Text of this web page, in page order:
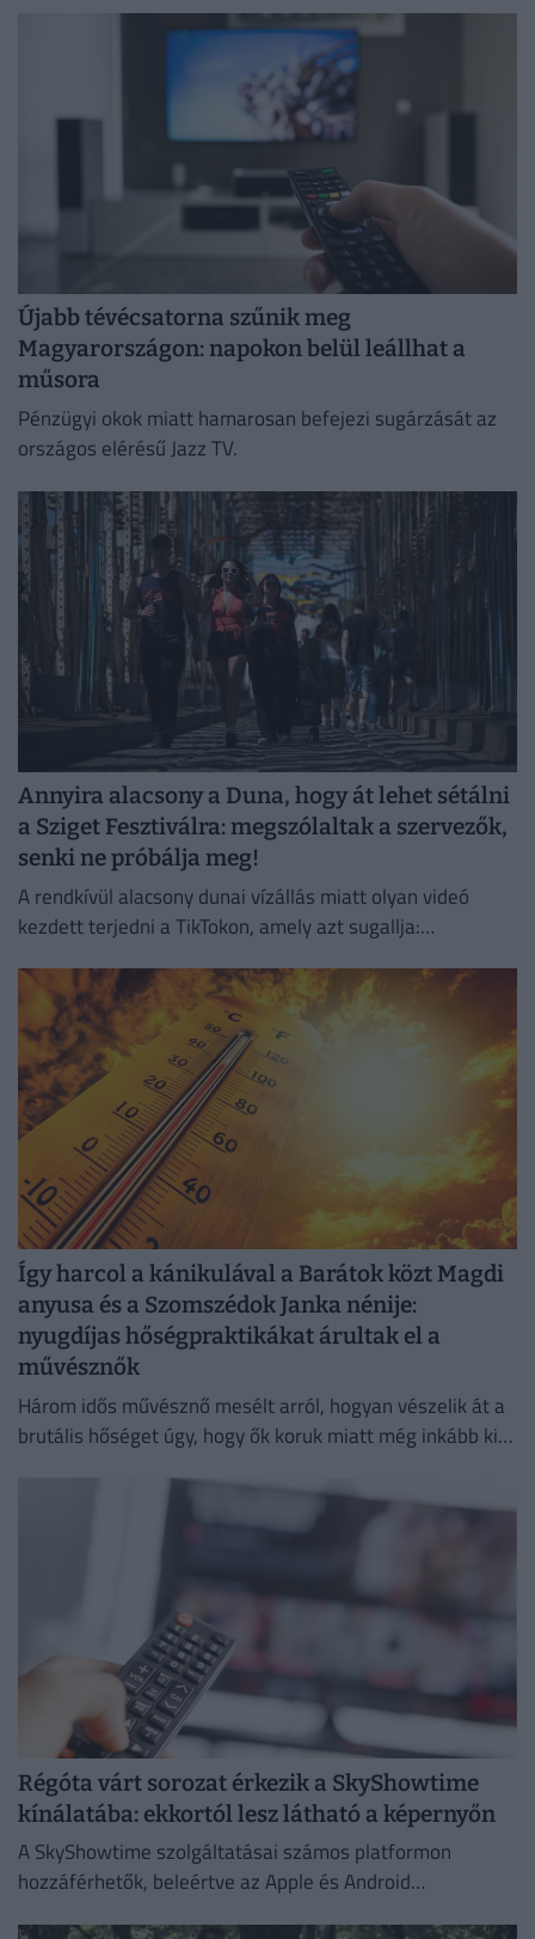
Újabb tévécsatorna szűnik meg
Magyarországon: napokon belül leállhat a
műsora
Pénzügyi okok miatt hamarosan befejezi sugárzását az
országos elérésű Jazz TV.
Annyira alacsony a Duna, hogy át lehet sétálni
a Sziget Fesztiválra: megszólaltak a szervezők,
senki ne próbálja meg!
A rendkívül alacsony dunai vízállás miatt olyan videó
kezdett terjedni a TikTokon, amely azt sugallja:
Így harcol a kánikulával a Barátok közt Magdi
anyusa és a Szomszédok Janka nénije:
nyugdíjas hőségpraktikákat árultak el a
művésznők
Három idős művésznő mesélt arról, hogyan vészelik át a
brutális hőséget úgy, hogy ők koruk miatt még inkább ki
Régóta várt sorozat érkezik a SkyShowtime
kínálatába: ekkortól lesz látható a képernyőn
A SkyShowtime szolgáltatásai számos platformon
hozzáférhetők, beleértve az Apple és Android